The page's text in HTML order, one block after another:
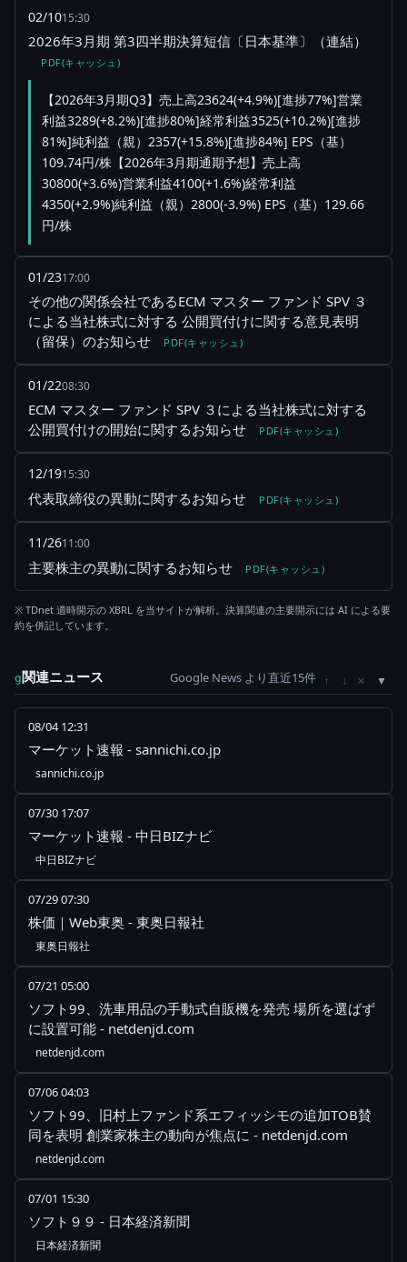
02/1015:30
2026年3月期 第3四半期決算短信〔日本基準〕（連結）
PDF(キャッシュ)
【2026年3月期Q3】売上高23624(+4.9%)[進捗77%]営業
利益3289(+8.2%)[進捗80%]経常利益3525(+10.2%)[進捗
81%]純利益（親）2357(+15.8%)[進捗84%] EPS（基）
109.74円/株【2026年3月期通期予想】売上高
30800(+3.6%)営業利益4100(+1.6%)経常利益
4350(+2.9%)純利益（親）2800(-3.9%) EPS（基）129.66
円/株
01/2317:00
その他の関係会社であるECM マスター ファンド SPV ３
による当社株式に対する 公開買付けに関する意見表明
（留保）のお知らせ
PDF(キャッシュ)
01/2208:30
ECM マスター ファンド SPV ３による当社株式に対する
公開買付けの開始に関するお知らせ
PDF(キャッシュ)
12/1915:30
代表取締役の異動に関するお知らせ PDF(キャッシュ)
11/2611:00
主要株主の異動に関するお知らせ PDF(キャッシュ)
※ TDnet 適時開示の XBRL を当サイトが解析。決算関連の主要開示には AI による要
約を併記しています。
g関連ニュース Google News より直近15件 ↑ ↓ ×
08/04 12:31
マーケット速報 - sannichi.co.jp
sannichi.co.jp
07/30 17:07
マーケット速報 - 中日BIZナビ
中日BIZナビ
07/29 07:30
株価｜Web東奥 - 東奥日報社
東奥日報社
07/21 05:00
ソフト99、洗車用品の手動式自販機を発売 場所を選ばず
に設置可能 - netdenjd.com
netdenjd.com
07/06 04:03
ソフト99、旧村上ファンド系エフィッシモの追加TOB賛
同を表明 創業家株主の動向が焦点に - netdenjd.com
netdenjd.com
07/01 15:30
ソフト９９ - 日本経済新聞
日本経済新聞